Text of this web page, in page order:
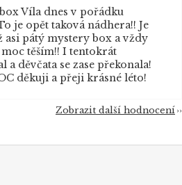
Víla dnes v pořádku
je opět taková nádhera!! Je
asi pátý mystery box a vždy
moc těším!! I tentokrát
a děvčata se zase překonala!
děkuji a přeji krásné léto!
Zobrazit další hodnocení